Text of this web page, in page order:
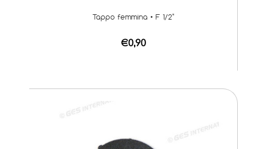
Tappo femmina • F 1/2"
€0,90